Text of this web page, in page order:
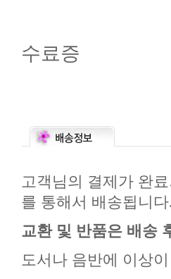
수료증
고객님의 결제가 완
를 통해서 배송됩니
교환 및 반품은 배송
도서나 음반에 이상